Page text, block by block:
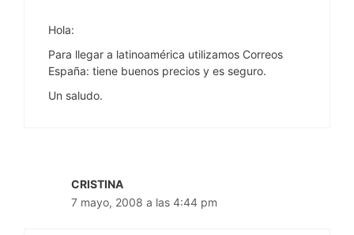
Hola:
Para llegar a latinoamérica utilizamos Correos
España: tiene buenos precios y es seguro.
Un saludo.
CRISTINA
7 mayo, 2008 a las 4:44 pm